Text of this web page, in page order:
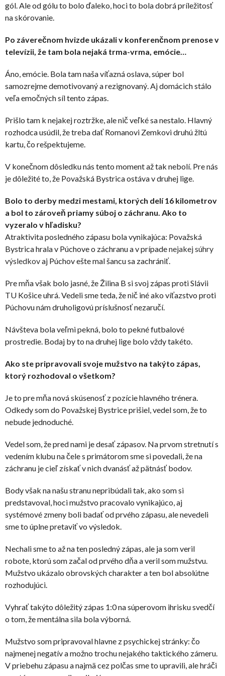
gól. Ale od gólu to bolo ďaleko, hoci to bola dobrá príležitosť
na skórovanie.
Po záverečnom hvizde ukázali v konferenčnom prenose v
televízii, že tam bola nejaká trma-vrma, emócie…
Áno, emócie. Bola tam naša víťazná oslava, súper bol
samozrejme demotivovaný a rezignovaný. Aj domácich stálo
veľa emočných síl tento zápas.
Prišlo tam k nejakej roztržke, ale nič veľké sa nestalo. Hlavný
rozhodca usúdil, že treba dať Romanovi Zemkovi druhú žltú
kartu, čo rešpektujeme.
V konečnom dôsledku nás tento moment až tak nebolí. Pre nás
je dôležité to, že Považská Bystrica ostáva v druhej lige.
Bolo to derby medzi mestami, ktorých delí 16 kilometrov
a bol to zároveň priamy súboj o záchranu. Ako to
vyzeralo v hľadisku?
Atraktivita posledného zápasu bola vynikajúca: Považská
Bystrica hrala v Púchove o záchranu a v prípadenejakej súhry
výsledkovaj Púchov ešte mal šancu sa zachrániť.
Pre mňa však bolo jasné, že Žilina B si svoj zápas proti Slávii
TU Košice uhrá. Vedeli sme teda, že nič iné ako víťazstvo proti
Púchovu nám druholigovú príslušnosť nezaručí.
Návšteva bola veľmi pekná, bolo to pekné futbalové
prostredie. Bodaj by to na druhej lige bolo vždy takéto.
Ako ste pripravovali svoje mužstvo na takýto zápas,
ktorý rozhodoval o všetkom?
Je to pre mňa nová skúsenosť z pozície hlavného trénera.
Odkedy som do Považskej Bystrice prišiel, vedel som, že to
nebude jednoduché.
Vedel som, že pred nami je desať zápasov. Na prvom stretnutí s
vedením klubu na čele s primátorom sme si povedali, že na
záchranu je cieľ získať v nich dvanásť až pätnásť bodov.
Body však na našu stranu nepribúdali tak, ako som si
predstavoval, hoci mužstvo pracovalo vynikajúco, aj
systémové zmeny boli badať od prvého zápasu, ale nevedeli
sme to úplne pretaviť vo výsledok.
Nechali sme to až na ten posledný zápas, ale ja som veril
robote, ktorú som začal od prvého dňa a veril som mužstvu.
Mužstvo ukázalo obrovských charakter a ten bol absolútne
rozhodujúci.
Vyhrať takýto dôležitý zápas 1:0 na súperovom ihrisku svedčí
o tom, že mentálna sila bola výborná.
Mužstvo som pripravoval hlavne z psychickej stránky: čo
najmenej negatív a možno trochu nejakého taktického zámeru.
V priebehu zápasu a najmä cez polčas sme to upravili, ale hráči